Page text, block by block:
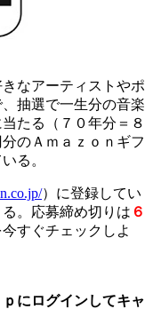
なアーティストやポ
抽選で一生分の音楽
たる（７０年分＝８
のＡｍａｚｏｎギフ
る。
）に登録してい
。応募締め切りは ６
すぐチェックしよ
にログインしてキャ